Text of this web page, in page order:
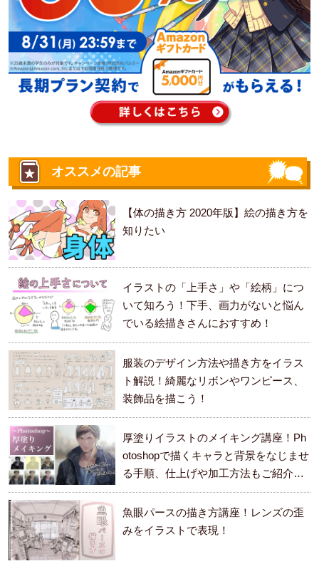
オススメの記事
【体の描き方 2020年版】絵の描き方を
知りたい
イラストの「上手さ」や「絵柄」につ
いて知ろう！下手、画力がないと悩ん
でいる絵描きさんにおすすめ！
服装のデザイン方法や描き方をイラス
ト解説！綺麗なリボンやワンピース、
装飾品を描こう！
厚塗りイラストのメイキング講座！Ph
otoshopで描くキャラと背景をなじませ
る手順、仕上げや加工方法もご紹介し
ます。
魚眼パースの描き方講座！レンズの歪
みをイラストで表現！